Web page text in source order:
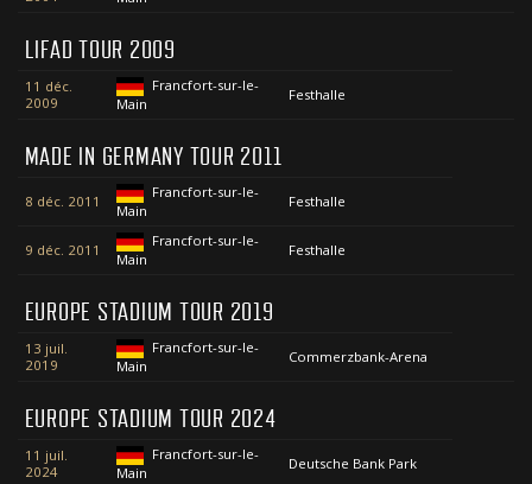
LIFAD TOUR 2009
11 déc.
2009
Francfort-sur-le-
Main
Festhalle
MADE IN GERMANY TOUR 2011
8 déc. 2011
Francfort-sur-le-
Main
Festhalle
9 déc. 2011
Francfort-sur-le-
Main
Festhalle
EUROPE STADIUM TOUR 2019
13 juil.
2019
Francfort-sur-le-
Main
Commerzbank-Arena
EUROPE STADIUM TOUR 2024
11 juil.
2024
Francfort-sur-le-
Main
Deutsche Bank Park